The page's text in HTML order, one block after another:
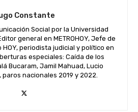
Constante
Social por la Universidad
general en METROHOY, Jefe de
periodista judicial y político en
especiales: Caída de los
Bucaram, Jamil Mahuad, Lucio
paros nacionales 2019 y 2022.